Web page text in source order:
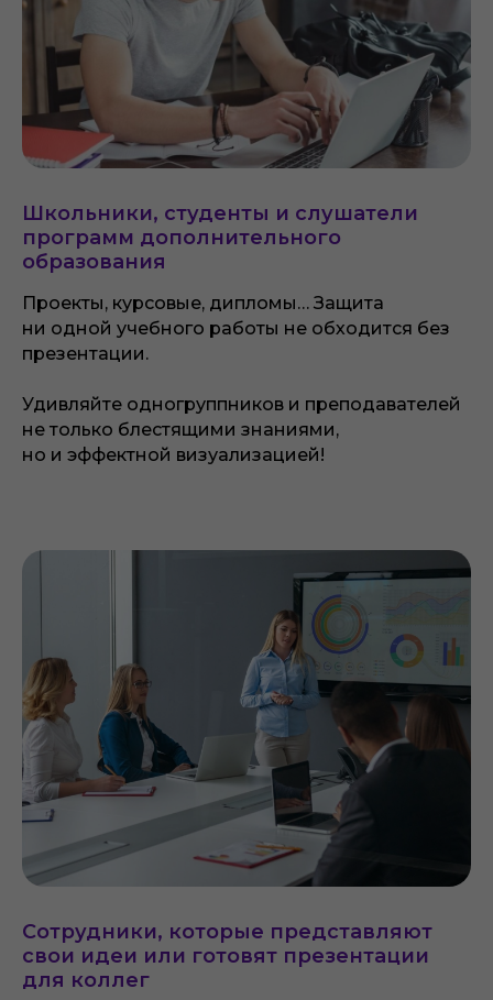
Школьники, студенты и слушатели
программ дополнительного
образования
Проекты, курсовые, дипломы… Защита
ни одной учебного работы не обходится без
презентации.
Удивляйте одногруппников и преподавателей
не только блестящими знаниями,
но и эффектной визуализацией!
Сотрудники, которые представляют
свои идеи или готовят презентации
для коллег